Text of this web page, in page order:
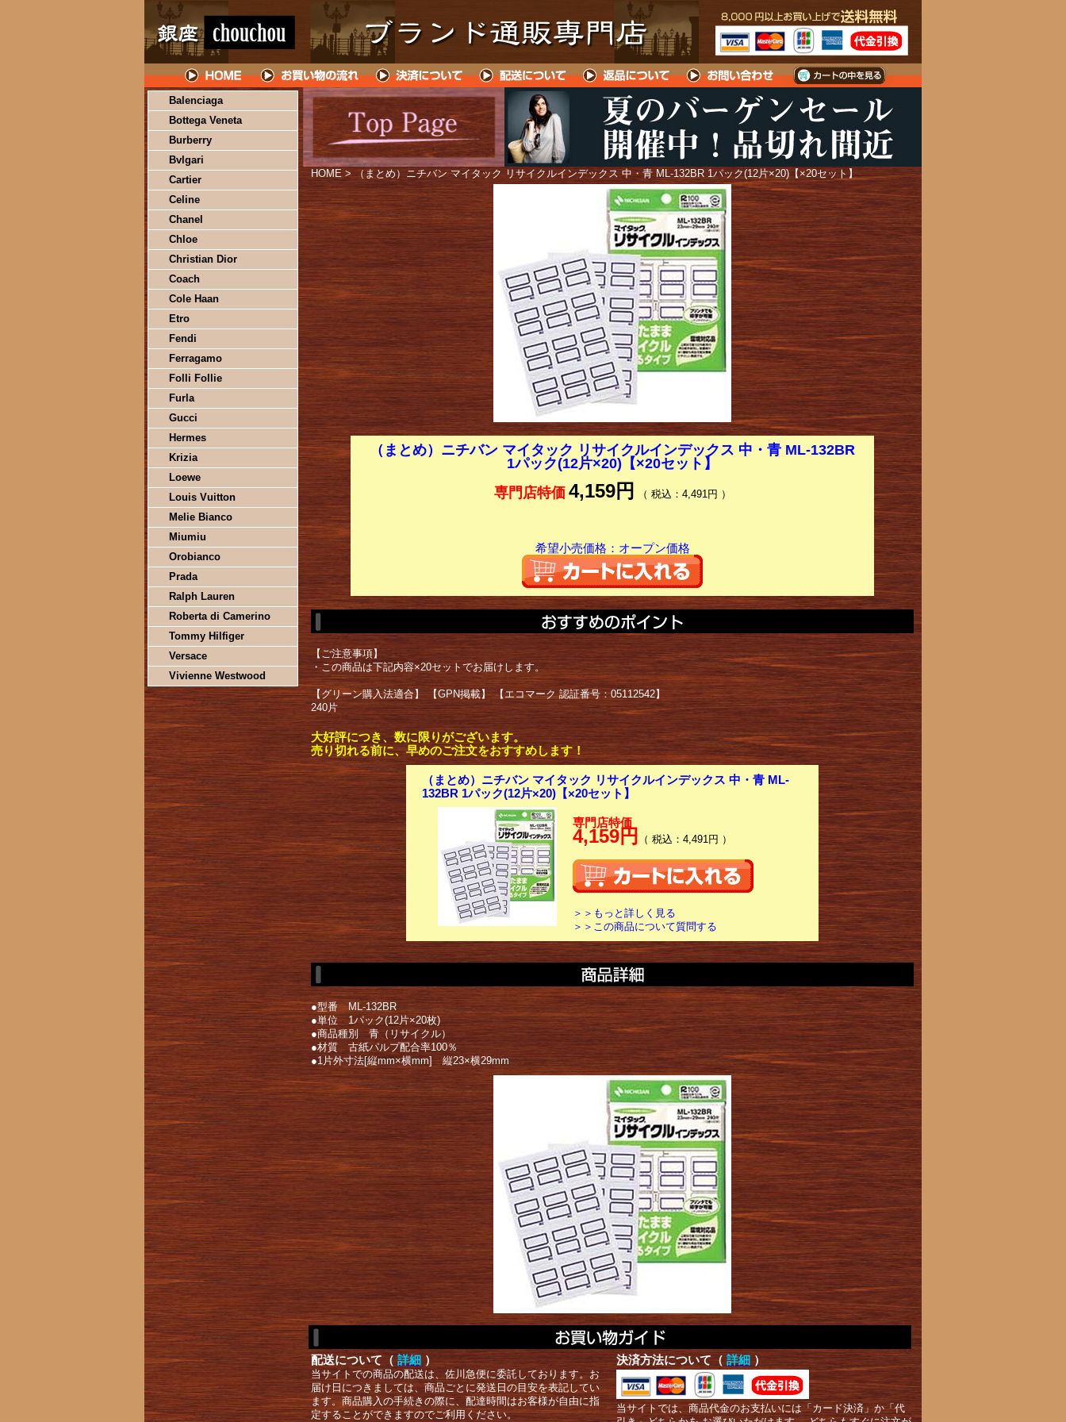
Balenciaga
Bottega Veneta
Burberry
Bvlgari
Cartier
Celine
Chanel
Chloe
Christian Dior
Coach
Cole Haan
Etro
Fendi
Ferragamo
Folli Follie
Furla
Gucci
Hermes
Krizia
Loewe
Louis Vuitton
Melie Bianco
Miumiu
Orobianco
Prada
Ralph Lauren
Roberta di Camerino
Tommy Hilfiger
Versace
Vivienne Westwood
HOME > （まとめ）ニチバン マイタック リサイクルインデックス 中・青 ML-132BR 1パック(12片×20)【×20セット】
（まとめ）ニチバン マイタック リサイクルインデックス 中・青 ML-132BR
1パック(12片×20)【×20セット】
専門店特価 4,159円 （ 税込：4,491円 ）
希望小売価格：オープン価格
【ご注意事項】
・この商品は下記内容×20セットでお届けします。
【グリーン購入法適合】 【GPN掲載】 【エコマーク 認証番号：05112542】
240片
大好評につき、数に限りがございます。
売り切れる前に、早めのご注文をおすすめします！
（まとめ）ニチバン マイタック リサイクルインデックス 中・青 ML-
132BR 1パック(12片×20)【×20セット】
専門店特価
4,159円 （ 税込：4,491円 ）
＞＞もっと詳しく見る
＞＞この商品について質問する
●型番 ML-132BR
●単位 1パック(12片×20枚)
●商品種別 青（リサイクル）
●材質 古紙パルプ配合率100％
●1片外寸法[縦mm×横mm] 縦23×横29mm
配送について（ 詳細 ）
当サイトでの商品の配送は、佐川急便に委託しております。お
届け日につきましては、商品ごとに発送日の目安を表記してい
ます。商品購入の手続きの際に、配達時間はお客様が自由に指
定することができますのでご利用ください。
決済方法について（ 詳細 ）
当サイトでは、商品代金のお支払いには「カード決済」か「代